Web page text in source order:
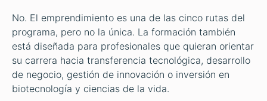
No. El emprendimiento es una de las cinco rutas del
programa, pero no la única. La formación también
está diseñada para profesionales que quieran orientar
su carrera hacia transferencia tecnológica, desarrollo
de negocio, gestión de innovación o inversión en
biotecnología y ciencias de la vida.